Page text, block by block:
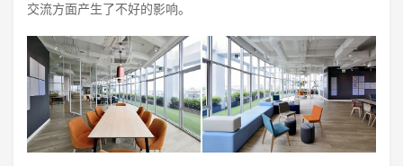
交流方面产生了不好的影响。